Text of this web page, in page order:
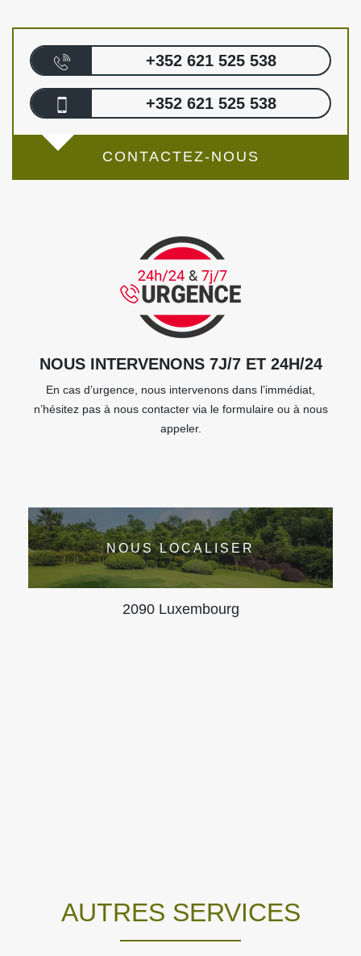
+352 621 525 538
+352 621 525 538
CONTACTEZ-NOUS
NOUS INTERVENONS 7J/7 ET 24H/24
En cas d’urgence, nous intervenons dans l’immédiat,
n’hésitez pas à nous contacter via le formulaire ou à nous
appeler.
NOUS LOCALISER
2090 Luxembourg
AUTRES SERVICES